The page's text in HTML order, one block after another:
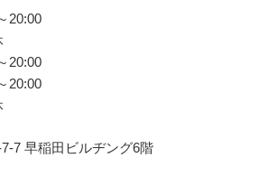
20:00
7 早稲田ビルヂング6階